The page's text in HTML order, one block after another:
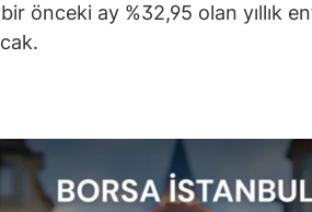
önceki ay %32,95 olan yıllık